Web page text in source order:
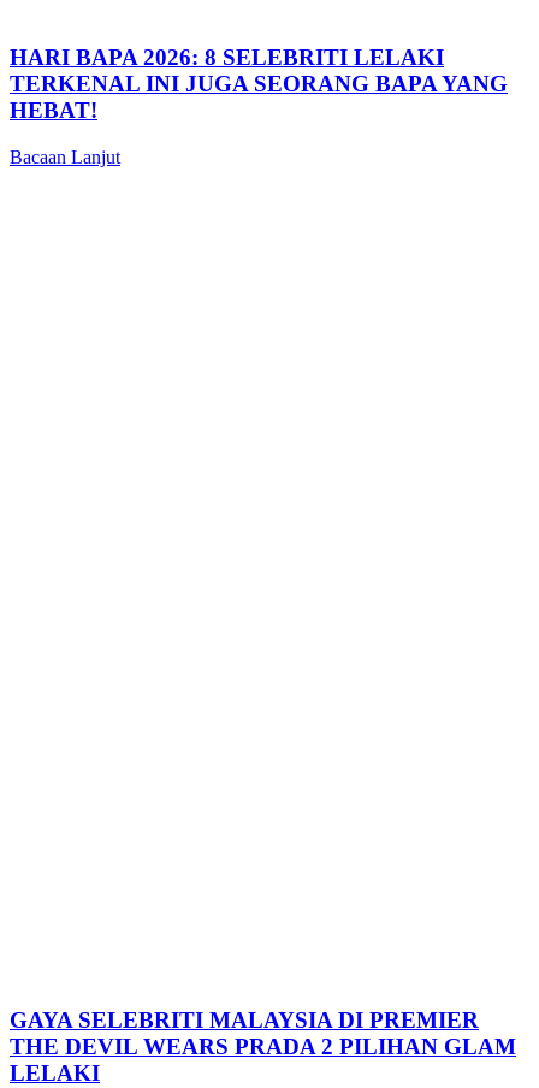
HARI BAPA 2026: 8 SELEBRITI LELAKI
TERKENAL INI JUGA SEORANG BAPA YANG
HEBAT!
Bacaan Lanjut
GAYA SELEBRITI MALAYSIA DI PREMIER
THE DEVIL WEARS PRADA 2 PILIHAN GLAM
LELAKI